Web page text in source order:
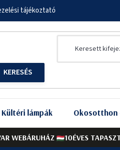
WEBÁRUHÁZ 10ÉVES
tájékoztató
Kültéri lámpák Okosotthon